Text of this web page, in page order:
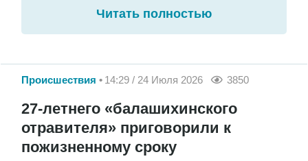
Читать полностью
Происшествия 14:29 / 24 Июля 2026 3850
27-летнего «балашихинского
отравителя» приговорили к
пожизненному сроку